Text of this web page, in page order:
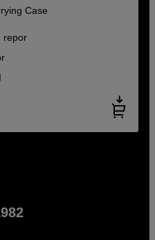
Case
repor